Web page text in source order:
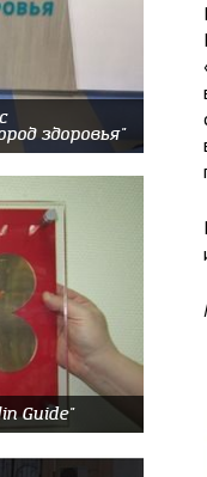
здоровья"
Guide"